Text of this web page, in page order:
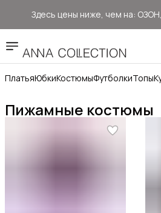
Здесь цены ниже, чем на:
Бесплатная доставка
ПлатьяЮбкиКостюмыФутболкиТопы
Пижамные костюмы